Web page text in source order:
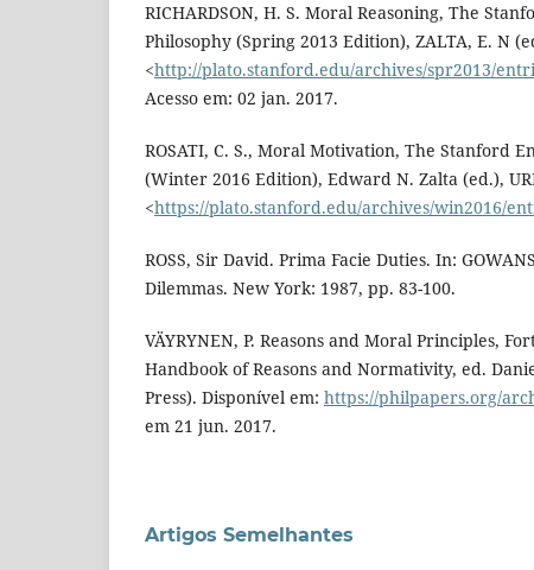
RICHARDSON, H. S. Moral Reasoning, The
Philosophy (Spring 2013 Edition), ZALTA, E. N
<http://plato.stanford.edu/archives/spr2013/
Acesso em: 02 jan. 2017.
ROSATI, C. S., Moral Motivation, The Stanford
(Winter 2016 Edition), Edward N. Zalta (ed.),
<https://plato.stanford.edu/archives/win2016/
ROSS, Sir David. Prima Facie Duties. In:
Dilemmas. New York: 1987, pp. 83-100.
VÄYRYNEN, P. Reasons and Moral Principles,
Handbook of Reasons and Normativity, ed.
Press). Disponível em: https://philpapers.org/
em 21 jun. 2017.
Artigos Semelhantes